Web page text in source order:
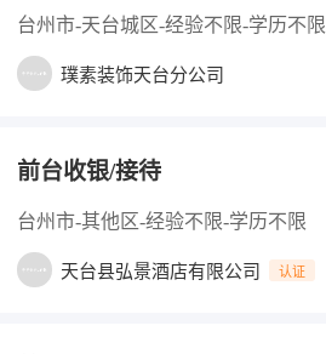
台州市-天台城区-经验不限-学历不限
璞素装饰天台分公司
前台收银/接待
台州市-其他区-经验不限-学历不限
天台县弘景酒店有限公司 认证